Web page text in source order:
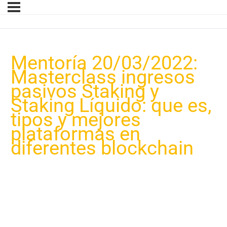
Mentoría 20/03/2022:
Masterclass ingresos
pasivos Staking y
Staking Líquido: que es,
tipos y mejores
plataformas en
diferentes blockchain